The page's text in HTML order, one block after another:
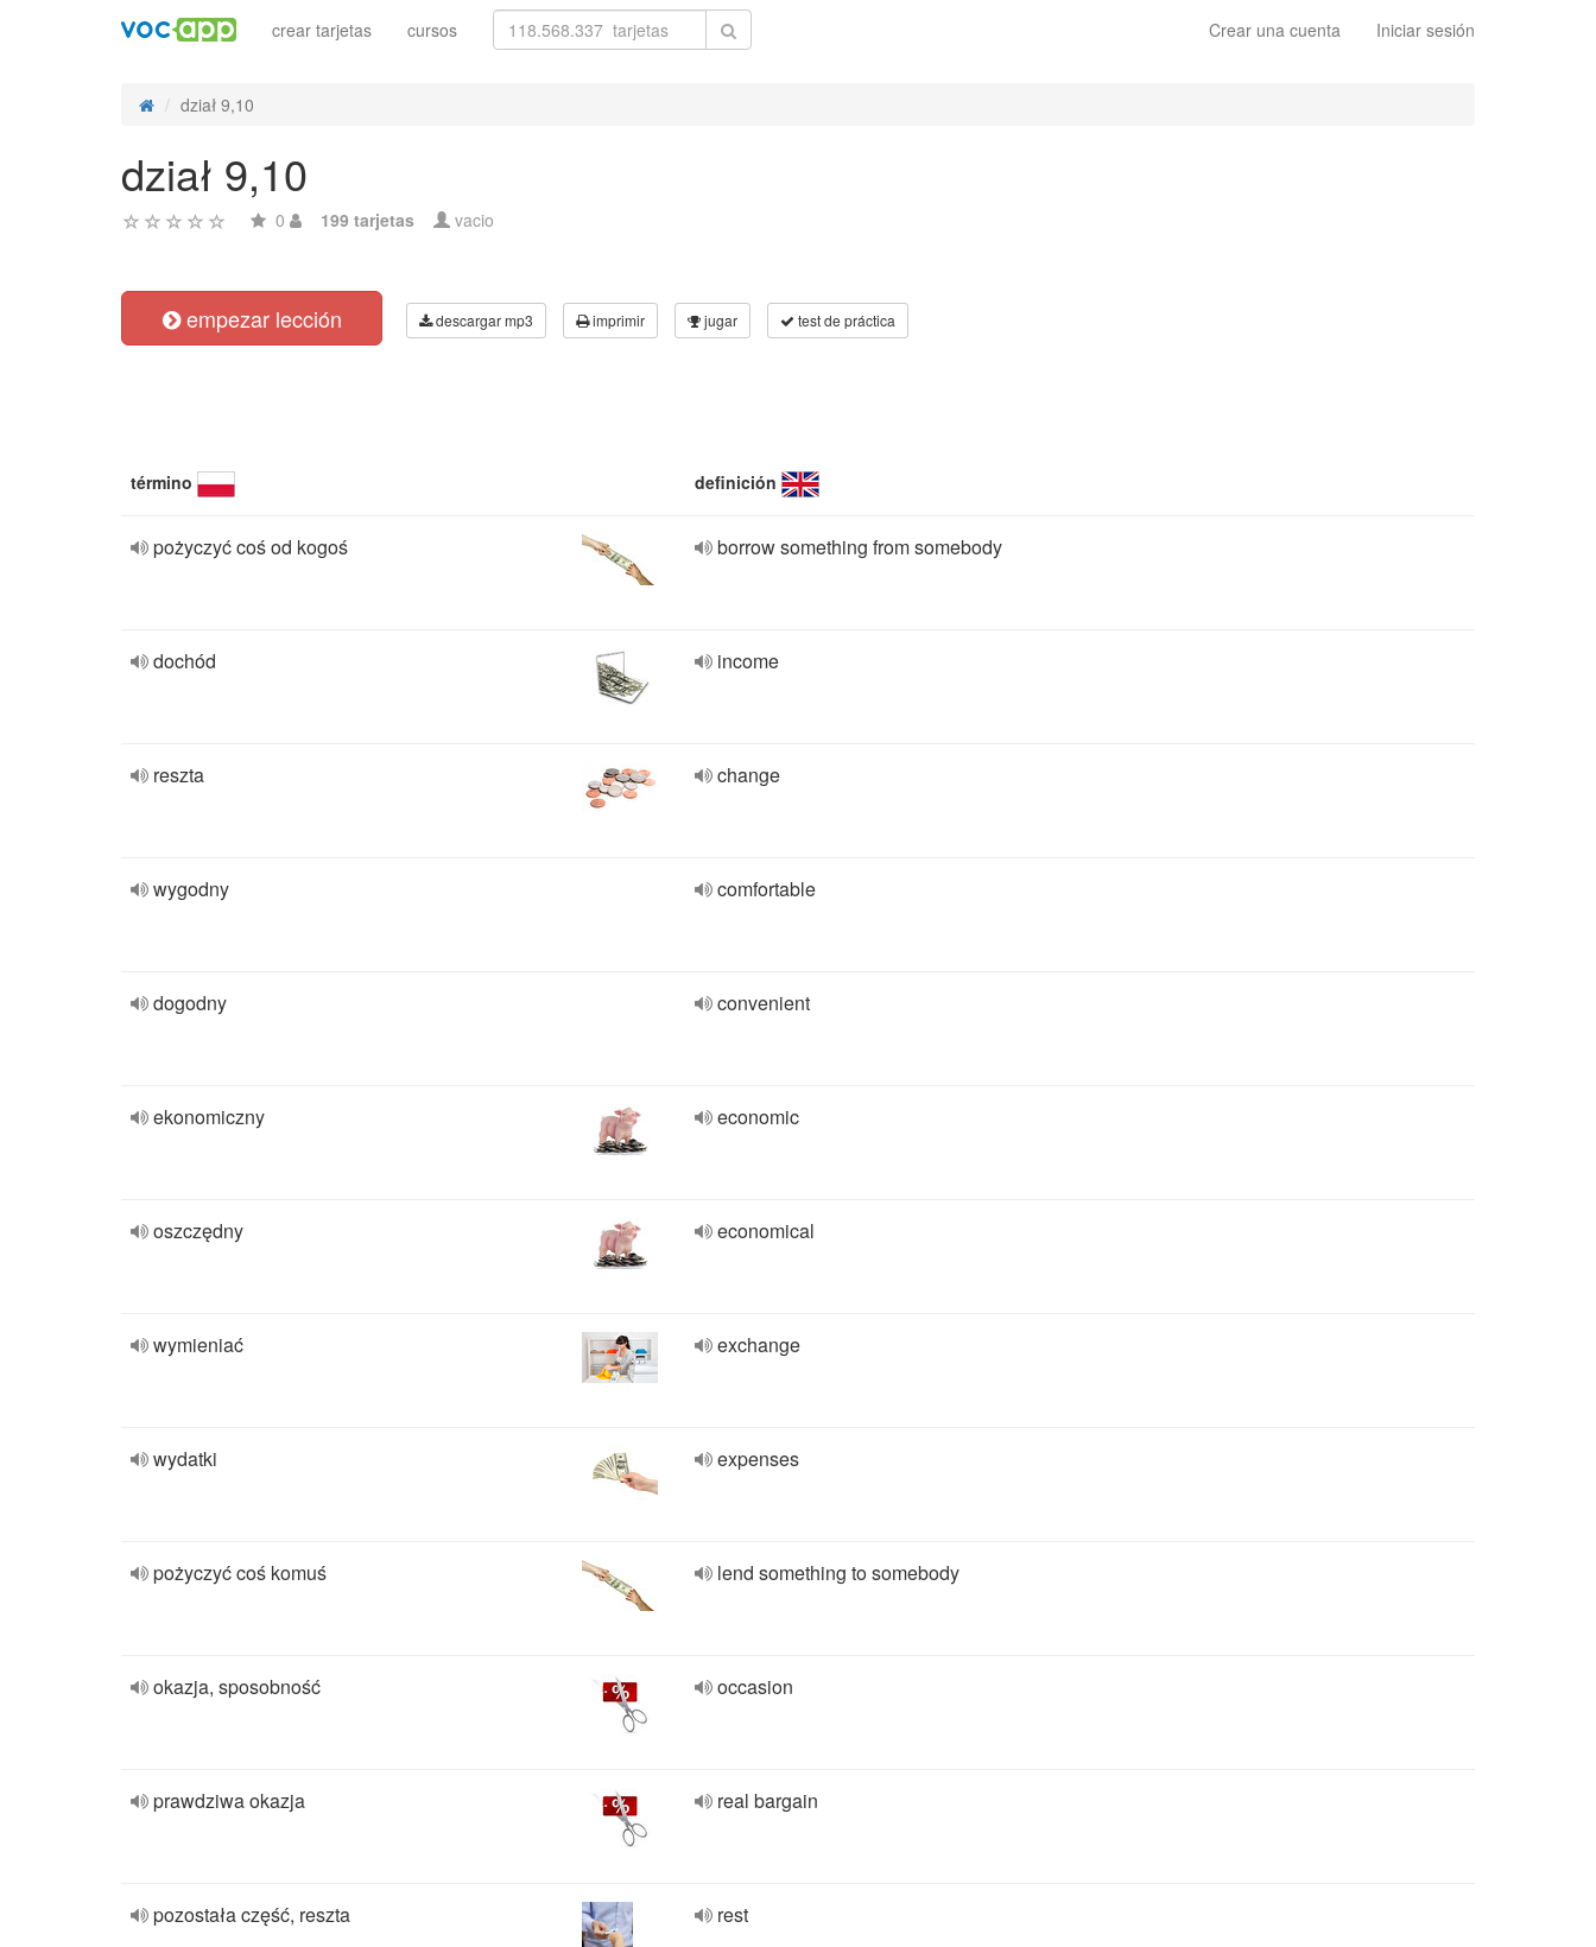
Crear una cuenta Iniciar sesión
crear tarjetas cursos
dział 9,10
dział 9,10
0 199 tarjetas vacio
empezar lección descargar mp3 imprimir jugar test de práctica
término definición
pożyczyć coś od kogoś borrow something from somebody
dochód income
reszta change
wygodny comfortable
dogodny convenient
ekonomiczny economic
oszczędny economical
wymieniać exchange
wydatki expenses
pożyczyć coś komuś lend something to somebody
okazja, sposobność occasion
prawdziwa okazja real bargain
pozostała część, reszta rest